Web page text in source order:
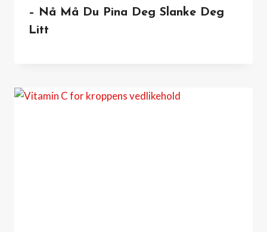
– Nå Må Du Pina Deg Slanke Deg
Litt